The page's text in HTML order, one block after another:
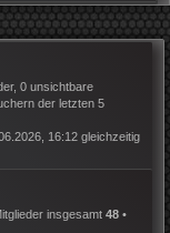
0 unsichtbare
der letzten 5
16:12 gleichzeitig
insgesamt 48 •